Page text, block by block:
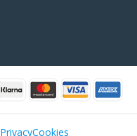
PrivacyCookies